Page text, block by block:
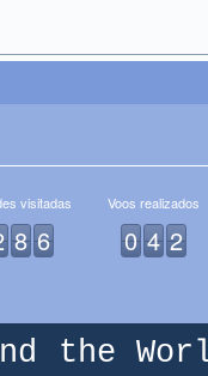
visitadas
8 6
Voos realizados
0 4 2
the